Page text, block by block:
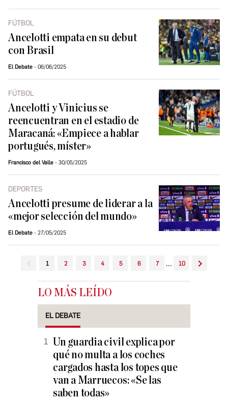
FÚTBOL
Ancelotti empata en su debut
con Brasil
El Debate 06/06/2025
FÚTBOL
Ancelotti y Vinicius se
reencuentran en el estadio de
Maracaná: «Empiece a hablar
portugués, míster»
Francisco del Valle 30/05/2025
DEPORTES
Ancelotti presume de liderar a la
«mejor selección del mundo»
El Debate 27/05/2025
1 2 3 4 5 6 7 ... 10
LO MÁS LEÍDO
EL DEBATE
Un guardia civil explica por
qué no multa a los coches
cargados hasta los topes que
van a Marruecos: «Se las
saben todas»